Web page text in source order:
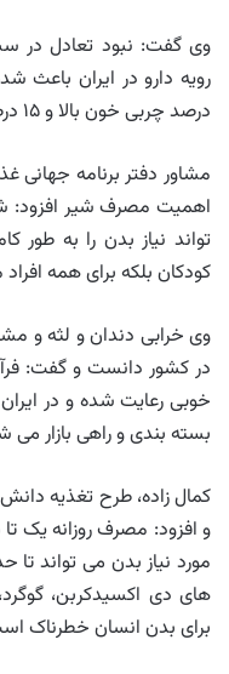
وی گفت: نبود تعادل در
درصد چربی خون بالا و ۱۵ درصد آنها کبد چرب داشته باشند.
مشاور دفتر برنامه جهانی
اهمیت مصرف شیر افزود:
تواند نیاز بدن را به طور
کودکان بلکه برای همه
وی خرابی دندان و لثه و
در کشور دانست و گفت:
خوبی رعایت شده و در
بسته بندی و راهی بازار می
کمال زاده، طرح تغذیه
و افزود: مصرف روزانه یک تا
مورد نیاز بدن می تواند
های دی اکسیدکربن،
برای بدن انسان خطرناک